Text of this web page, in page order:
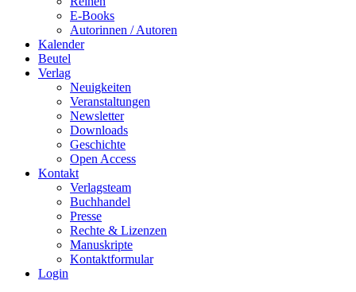
E-Books
Autorinnen / Autoren
Kalender
Beutel
Verlag
Neuigkeiten
Veranstaltungen
Newsletter
Downloads
Geschichte
Open Access
Kontakt
Verlagsteam
Buchhandel
Presse
Rechte & Lizenzen
Manuskripte
Kontaktformular
Login